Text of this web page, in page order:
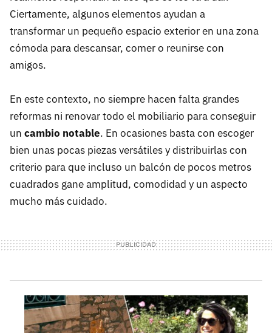
Ciertamente, algunos elementos ayudan a
transformar un pequeño espacio exterior en una zona
cómoda para descansar, comer o reunirse con
amigos.
En este contexto, no siempre hacen falta grandes
reformas ni renovar todo el mobiliario para conseguir
un cambio notable. En ocasiones basta con escoger
bien unas pocas piezas versátiles y distribuirlas con
criterio para que incluso un balcón de pocos metros
cuadrados gane amplitud, comodidad y un aspecto
mucho más cuidado.